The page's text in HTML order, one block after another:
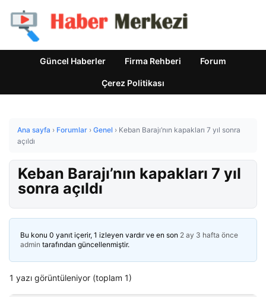
Güncel Haberler Firma Rehberi Forum
Çerez Politikası
Ana sayfa › Forumlar › Genel › Keban Barajı’nın kapakları 7 yıl sonra
açıldı
Keban Barajı’nın kapakları 7 yıl
sonra açıldı
Bu konu 0 yanıt içerir, 1 izleyen vardır ve en son 2 ay 3 hafta önce
admin tarafından güncellenmiştir.
1 yazı görüntüleniyor (toplam 1)